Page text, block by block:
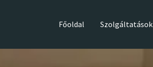
Főoldal Szolgáltatások